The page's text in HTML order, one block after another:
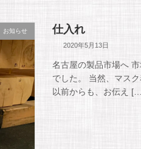
お知らせ 仕入れ
2020年5月13日
名古屋の製品市場へ
でした。 当然、マス
以前からも、お伝え